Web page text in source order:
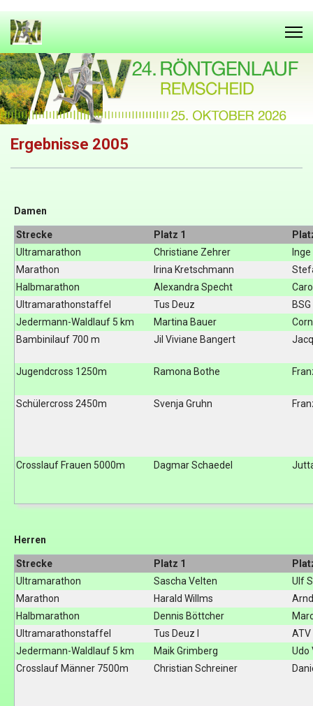
Ergebnisse 2005
Damen
Strecke Platz 1
Ultramarathon
Christiane Zehrer
Marathon
Irina Kretschmann
Halbmarathon
Alexandra Specht
Ultramarathonstaffel
Tus Deuz
Jedermann-Waldlauf 5 km
Martina Bauer
Bambinilauf 700 m
Jil Viviane Bangert
Jugendcross 1250m Ramona Bothe
Schülercross 2450m Svenja Gruhn
Crosslauf Frauen 5000m Dagmar Schaedel
Herren
Strecke Platz 1
Ultramarathon
Sascha Velten
Ulf
Marathon
Harald Willms
Halbmarathon
Dennis Böttcher
Ultramarathonstaffel
Tus Deuz I
Jedermann-Waldlauf 5 km
Maik Grimberg
Udo
Crosslauf Männer 7500m
Christian Schreiner